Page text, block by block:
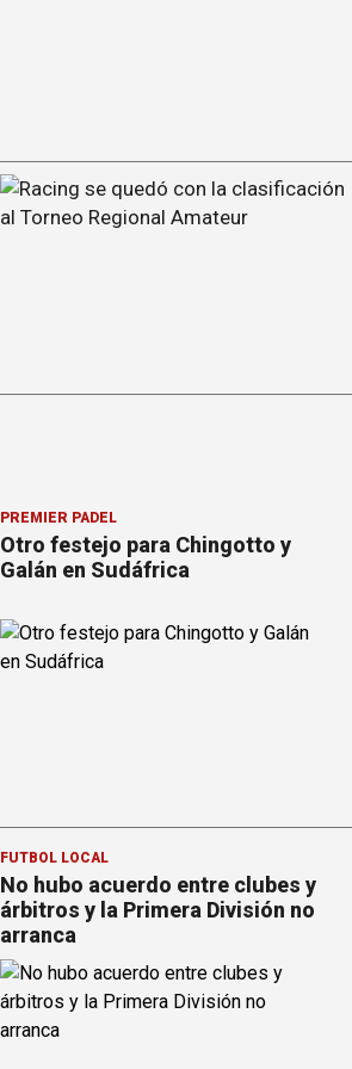
PREMIER PÁDEL
Otro festejo para Chingotto y
Galán en Sudáfrica
FÚTBOL LOCAL
No hubo acuerdo entre clubes y
árbitros y la Primera División no
arranca